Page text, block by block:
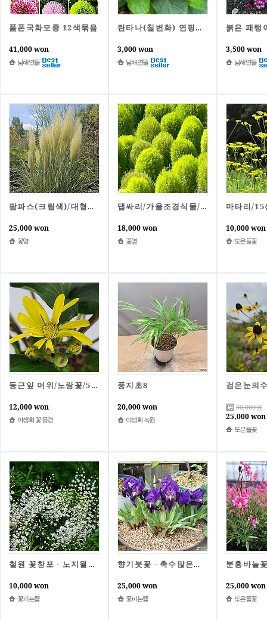
폼폰국화모종 12색묶음
41,000 won
남해연뜰
란타나(칠변화) 연핑크색
3,000 won
남해연뜰
붉은 패랭
3,500 won
남해연뜰
팜파스(크림색)/대형그라스/카페정원/가을조경/중품/꽃영
25,000 won
꽃영
댑싸리/가을조경식물/카페정원조경/중품2개셋트/꽃영
18,000 won
꽃영
10,000 won
도은들꽃
둥근잎 머위/노랑꽃/5촉/노지월동/묵은주/동일상품배송
12,000 won
야생화 꽃 풍경
풍지초8
20,000 won
야생화 녹원
30,000원
25,000 won
도은들꽃
철원 꽃창포 - 노지월동가능
10,000 won
꽃피는뜰
향기붓꽃 - 촉수많은상품, 노지월동가능
25,000 won
꽃피는뜰
25,000 won
도은들꽃